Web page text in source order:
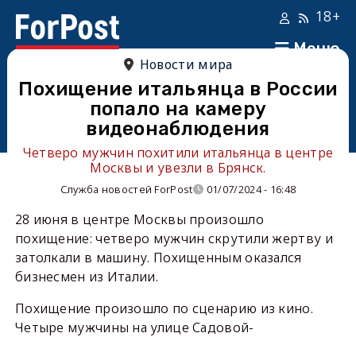
Меню
18+
Новости мира
Похищение итальянца в России
попало на камеру
видеонаблюдения
Четверо мужчин похитили итальянца в центре
Москвы и увезли в Брянск.
Служба новостей ForPost 01/07/2024 - 16:48
28 июня в центре Москвы произошло
похищение: четверо мужчин скрутили жертву и
затолкали в машину. Похищенным оказался
бизнесмен из Италии.
Похищение произошло по сценарию из кино.
Четыре мужчины на улице Садовой-